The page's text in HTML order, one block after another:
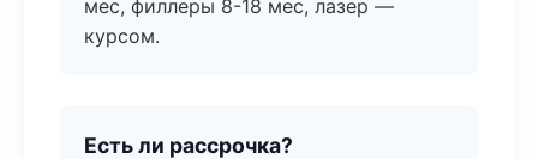
мес, филлеры 8-18 мес, лазер —
курсом.
Есть ли рассрочка?